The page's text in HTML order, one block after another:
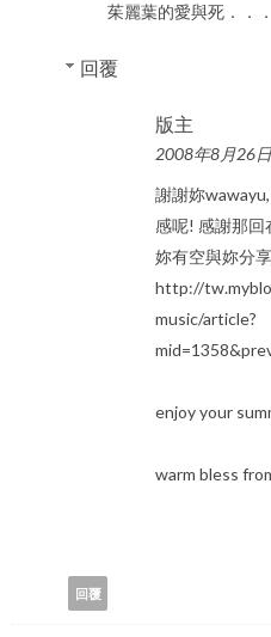
茱麗葉的愛與死．．
回覆
版主
2008年8月26
謝謝妳
感呢! 感謝那回
妳有空與妳分
http://
music/article?
enjoy your
warm bless
回覆